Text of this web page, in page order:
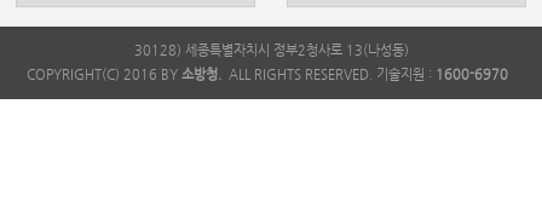
30128) 세종특별자치시 정부2청사로 13(나성동)
COPYRIGHT(C) 2016 BY 소방청. ALL RIGHTS RESERVED. 기술지원 : 1600-6970